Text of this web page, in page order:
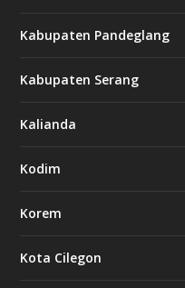
Kabupaten Pandeglang
Kabupaten Serang
Kalianda
Kodim
Korem
Kota Cilegon